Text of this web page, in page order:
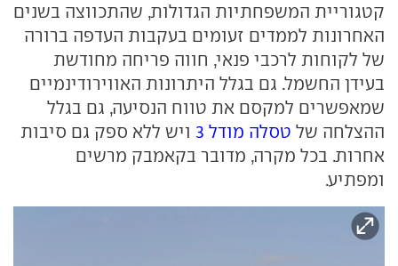
קטגוריית המשפחתיות הגדולות, שהתכווצה בשנים
האחרונות לממדים זעומים בעקבות העדפה ברורה
של לקוחות לרכבי פנאי, חווה פריחה מחודשת
בעידן החשמל. גם בגלל היתרונות האווירודינמיים
שמאפשרים למקסם את טווח הנסיעה, גם בגלל
ההצלחה של טסלה מודל 3
ויש ללא ספק גם סיבות
אחרות. בכל מקרה, מדובר בקאמבק מרשים
ומפתיע.